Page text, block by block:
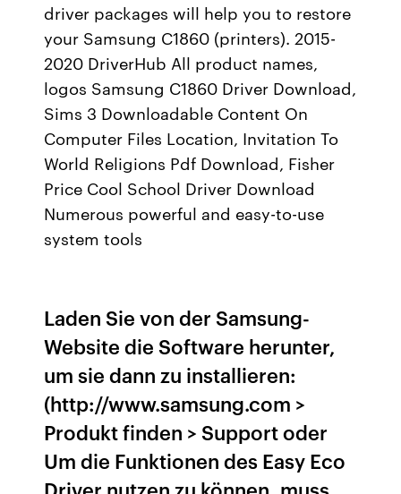
driver packages will help you to restore
your Samsung C1860 (printers). 2015-
2020 DriverHub All product names,
logos Samsung C1860 Driver Download,
Sims 3 Downloadable Content On
Computer Files Location, Invitation To
World Religions Pdf Download, Fisher
Price Cool School Driver Download
Numerous powerful and easy-to-use
system tools
Laden Sie von der Samsung-
Website die Software herunter,
um sie dann zu installieren:
(http://www.samsung.com >
Produkt finden > Support oder
Um die Funktionen des Easy Eco